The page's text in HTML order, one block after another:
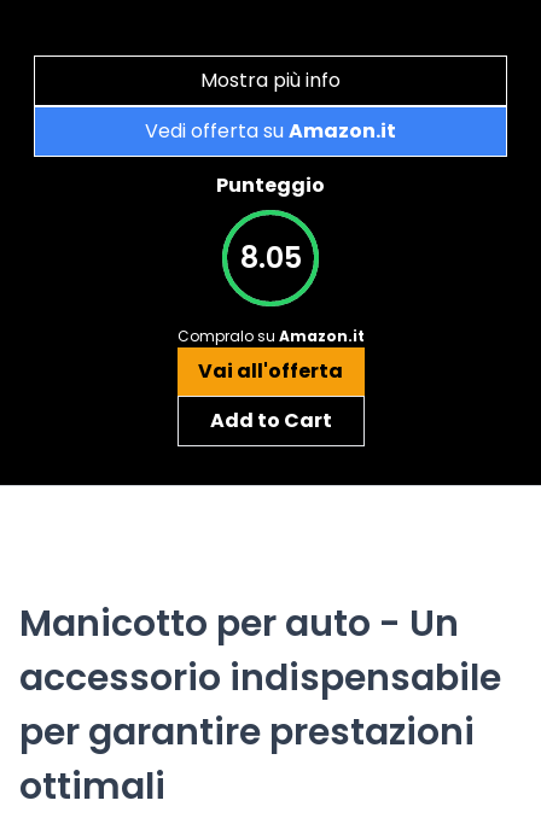
Mostra più info
Vedi offerta suAmazon.it
Punteggio
8.05
Compralo su Amazon.it
Vai all'offerta
Add to Cart
Manicotto per auto - Un
accessorio indispensabile
per garantire prestazioni
ottimali